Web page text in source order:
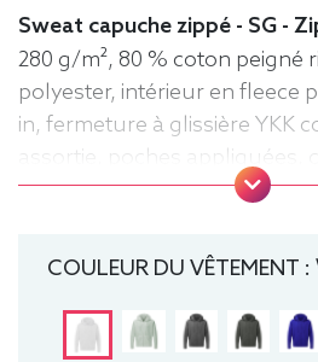
Sweat capuche zippé - SG -
280 g/m², 80 % coton peigné
polyester, intérieur en fleece
in, fermeture à glissière YKK
assortie, poches appliquées,
Capuche, Zippé, Sweat,
COULEUR DU VÊTEMENT :